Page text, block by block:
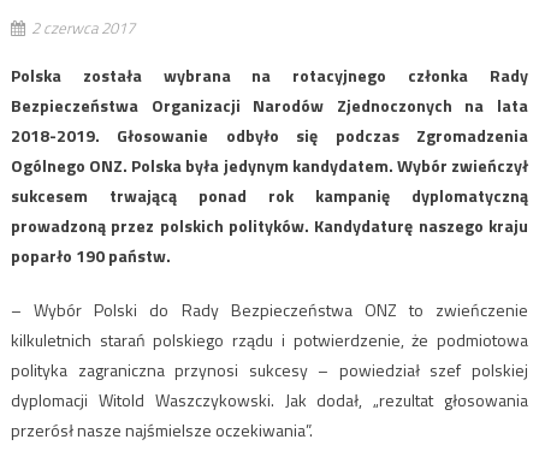
2 czerwca 2017
Polska została wybrana na rotacyjnego członka Rady
Bezpieczeństwa Organizacji Narodów Zjednoczonych na lata
2018-2019. Głosowanie odbyło się podczas Zgromadzenia
Ogólnego ONZ. Polska była jedynym kandydatem. Wybór zwieńczył
sukcesem trwającą ponad rok kampanię dyplomatyczną
prowadzoną przez polskich polityków. Kandydaturę naszego kraju
poparło 190 państw.
– Wybór Polski do Rady Bezpieczeństwa ONZ to zwieńczenie
kilkuletnich starań polskiego rządu i potwierdzenie, że podmiotowa
polityka zagraniczna przynosi sukcesy – powiedział szef polskiej
dyplomacji Witold Waszczykowski. Jak dodał, „rezultat głosowania
przerósł nasze najśmielsze oczekiwania”.